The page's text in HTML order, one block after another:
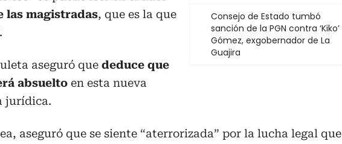
Consejo de Estado tumbó
sanción de la PGN contra ‘Kiko’
Gómez, exgobernador de La
Guajira
las magistradas, que es la que
aseguró que deduce que
absuelto en esta nueva
jurídica.
aseguró que se siente “aterrorizada” por la lucha legal que